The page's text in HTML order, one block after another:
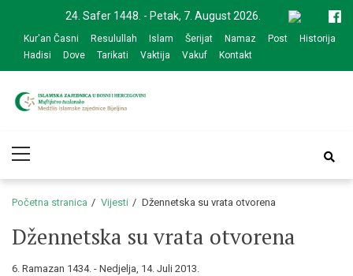
navigation
content
24. Safer 1448. - Petak, 7. August 2026.
Kur'an Časni Resulullah Islam Šerijat Namaz Post
Historija
Hadisi
Dove Tarikati Vaktija Vakuf Kontakt
zajednice Bijeljina
Menu
Početna stranica Vijesti Džennetska su vrata otvorena
Džennetska su vrata otvorena
6. Ramazan 1434. - Nedjelja, 14. Juli 2013.